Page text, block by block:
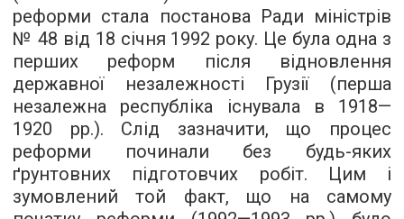
реформи стала постанова Ради міністрів
№ 48 від 18 січня 1992 року. Це була одна з
перших реформ після відновлення
державної незалежності Грузії (перша
незалежна республіка існувала в 1918—
1920 рр.). Слід зазначити, що процес
реформи починали без будь-яких
ґрунтовних підготовчих робіт. Цим і
зумовлений той факт, що на самому